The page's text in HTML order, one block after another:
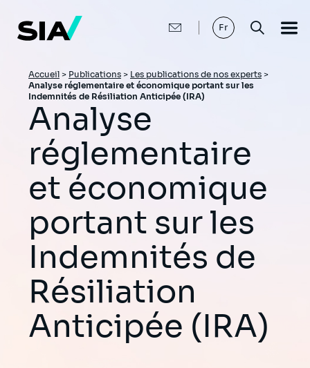
contenu
principal
Fr
Fil
d'Ariane
Accueil > Publications > Les publications de nos experts >
Analyse réglementaire et économique portant sur les
Indemnités de Résiliation Anticipée (IRA)
Analyse
réglementaire
et économique
portant sur les
Indemnités de
Résiliation
Anticipée (IRA)